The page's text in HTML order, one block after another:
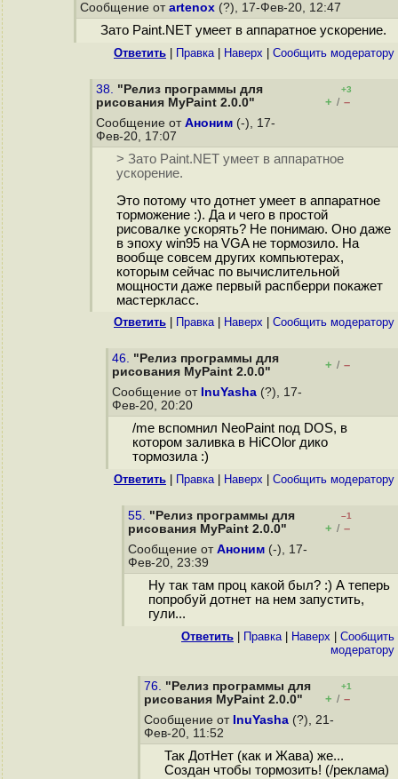
Сообщение от artenox (?), 17-Фев-20, 12:47
Зато Paint.NET умеет в аппаратное ускорение.
Ответить Правка| Наверх Cообщить модератору
38. "Релиз программы для
рисования MyPaint 2.0.0"
+3
+ / –
Сообщение от Аноним (-), 17-
Фев-20, 17:07
> Зато Paint.NET умеет в аппаратное
ускорение.
Это потому что дотнет умеет в аппаратное
торможение :). Да и чего в простой
рисовалке ускорять? Не понимаю. Оно даже
в эпоху win95 на VGA не тормозило. На
вообще совсем других компьютерах,
которым сейчас по вычислительной
мощности даже первый распберри покажет
мастеркласс.
Ответить Правка| Наверх Cообщить модератору
46. "Релиз программы для
рисования MyPaint 2.0.0"
+ / –
Сообщение от InuYasha (?), 17-
Фев-20, 20:20
/me вспомнил NeoPaint под DOS, в
котором заливка в HiCOlor дико
тормозила :)
Ответить Правка| Наверх Cообщить модератору
55. "Релиз программы для
рисования MyPaint 2.0.0"
–1
+ / –
Сообщение от Аноним (-), 17-
Фев-20, 23:39
Ну так там проц какой был? :) А теперь
попробуй дотнет на нем запустить,
гули...
Ответить Правка| Наверх
Cообщить
модератору
76. "Релиз программы для
рисования MyPaint 2.0.0"
+1
+ / –
Сообщение от InuYasha (?), 21-
Фев-20, 11:52
Так ДотНет (как и Жава) же...
Создан чтобы тормозить! (/реклама)